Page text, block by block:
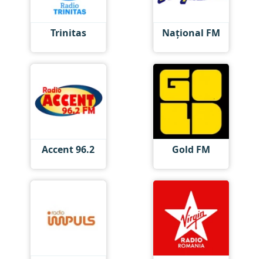
Trinitas Național FM
Accent 96.2 Gold FM